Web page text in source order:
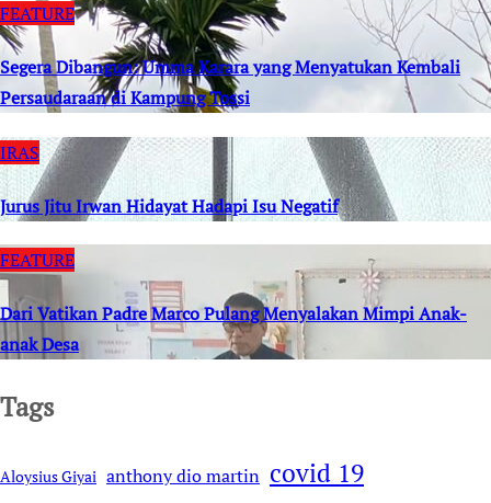
FEATURE
Segera Dibangun: Umma Karara yang Menyatukan Kembali
Persaudaraan di Kampung Tossi
IRAS
Jurus Jitu Irwan Hidayat Hadapi Isu Negatif
FEATURE
Dari Vatikan Padre Marco Pulang Menyalakan Mimpi Anak-
anak Desa
Tags
Aloysius Giyai anthony dio martin covid 19